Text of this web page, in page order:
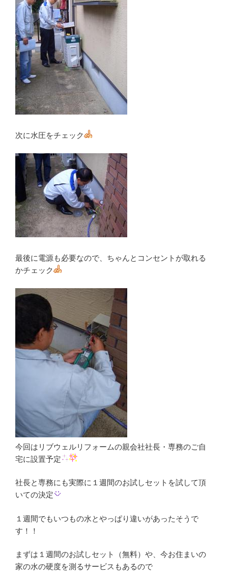
次に水圧をチェック
最後に電源も必要なので、ちゃんとコンセントが取れる
かチェック
今回はリブウェルリフォームの親会社社長・専務のご自
宅に設置予定
社長と専務にも実際に１週間のお試しセットを試して頂
いての決定
１週間でもいつもの水とやっぱり違いがあったそうで
す！！
まずは１週間のお試しセット（無料）や、今お住まいの
家の水の硬度を測るサービスもあるので